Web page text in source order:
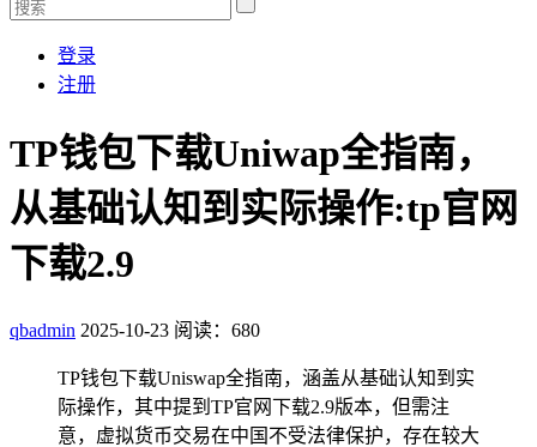
登录
注册
TP钱包下载Uniwap全指南，
从基础认知到实际操作:tp官网
下载2.9
qbadmin 2025-10-23 阅读：680
TP钱包下载Uniswap全指南，涵盖从基础认知到实
际操作，其中提到TP官网下载2.9版本，但需注
意，虚拟货币交易在中国不受法律保护，存在较大